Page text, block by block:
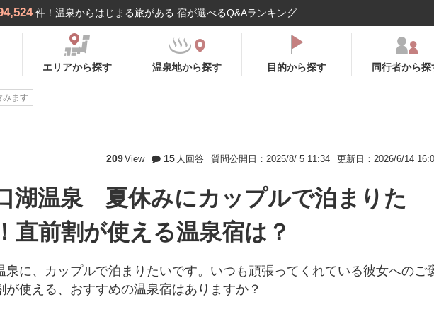
件！温泉からはじまる旅がある 宿が選べるQ&Aランキング
エリアから探す 温泉地から探す 目的から探す 同行者から探
みます
209View 15 人回答 質問公開日：2025/8/ 5 11:34 更新日：2026/6/14
湖温泉 夏休みにカップルで泊まりた
直前割が使える温泉宿は？
泉に、カップルで泊まりたいです。いつも頑張ってくれている彼女へのご
が使える、おすすめの温泉宿はありますか？